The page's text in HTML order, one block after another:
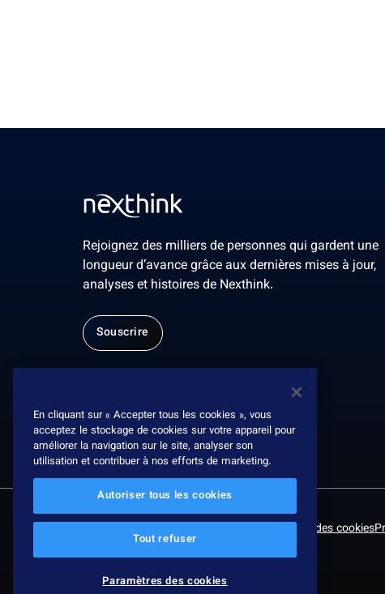
Rejoignez des milliers de personnes qui gardent une
longueur d’avance grâce aux dernières mises à jour,
analyses et histoires de Nexthink.
Souscrire
Paramètres des cookies
En cliquant sur « Accepter tous les cookies », vous
acceptez le stockage de cookies sur votre appareil pour
améliorer la navigation sur le site, analyser son
utilisation et contribuer à nos efforts de marketing.
Autoriser tous les cookies
Tout refuser
Paramètres des cookies